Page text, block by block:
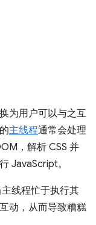
为用户可以与之互
主线程通常会处理
，解析 CSS 并
JavaScript。
线程忙于执行其
动，从而导致糟糕